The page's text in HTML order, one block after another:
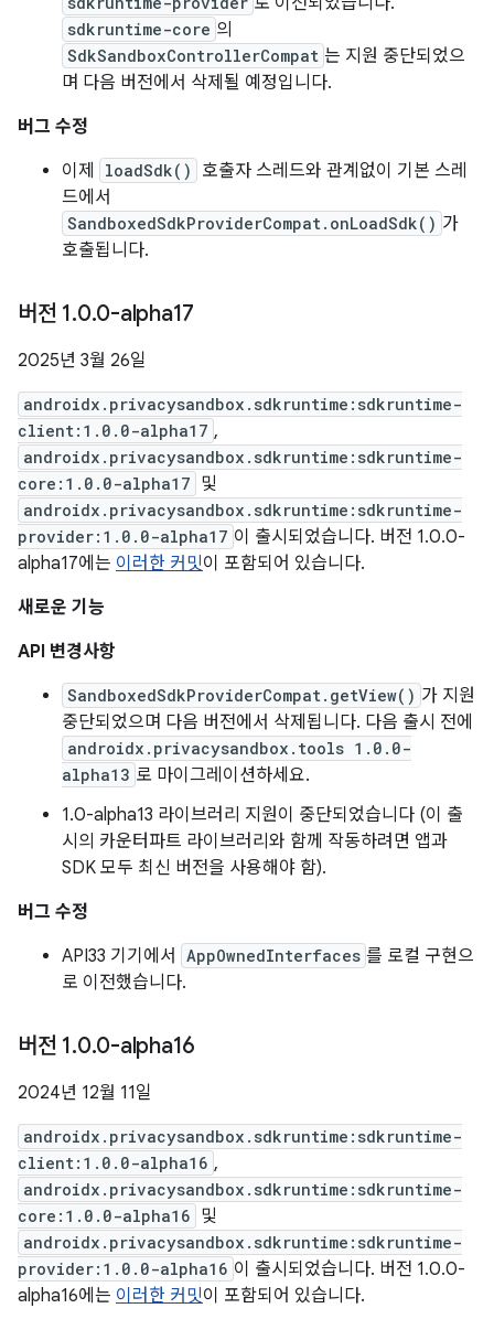
sdkruntime-core 의
SdkSandboxControllerCompat 는 지원 중단되었으
며 다음 버전에서 삭제될 예정입니다.
버그 수정
이제
loadSdk()
호출자 스레드와 관계없이 기본 스레
드에서
SandboxedSdkProviderCompat.onLoadSdk() 가
호출됩니다.
버전 1.0.0-alpha17
2025년 3월 26일
androidx.privacysandbox.sdkruntime:sdkruntime-
client:1.0.0-alpha17 ,
androidx.privacysandbox.sdkruntime:sdkruntime-
core:1.0.0-alpha17 및
androidx.privacysandbox.sdkruntime:sdkruntime-
provider:1.0.0-alpha17 이 출시되었습니다. 버전 1.0.0-
alpha17에는 이러한 커밋이 포함되어 있습니다.
새로운 기능
API 변경사항
SandboxedSdkProviderCompat.getView() 가 지원
중단되었으며 다음 버전에서 삭제됩니다. 다음 출시 전에
androidx.privacysandbox.tools 1.0.0-
alpha13 로 마이그레이션하세요.
1.0-alpha13 라이브러리 지원이 중단되었습니다 (이 출
시의 카운터파트 라이브러리와 함께 작동하려면 앱과
SDK 모두 최신 버전을 사용해야 함).
버그 수정
API33 기기에서
AppOwnedInterfaces 를 로컬 구현으
로 이전했습니다.
버전 1.0.0-alpha16
2024년 12월 11일
androidx.privacysandbox.sdkruntime:sdkruntime-
client:1.0.0-alpha16 ,
androidx.privacysandbox.sdkruntime:sdkruntime-
core:1.0.0-alpha16 및
androidx.privacysandbox.sdkruntime:sdkruntime-
provider:1.0.0-alpha16 이 출시되었습니다. 버전 1.0.0-
alpha16에는 이러한 커밋이 포함되어 있습니다.